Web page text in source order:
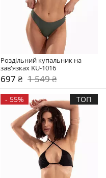
Роздільний купальник на
зав'язках KU-1016
697 ₴ 1 549 ₴
- 55% ТОП